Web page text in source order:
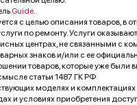
Guide
с целью описания товаров, в
по ремонту. Услуги
центрах, не связанными с
знаков и/или с ее
товаров, которые уже были
статьи 1487 ГК РФ
моделях и комплектациях
и условиях приобретения